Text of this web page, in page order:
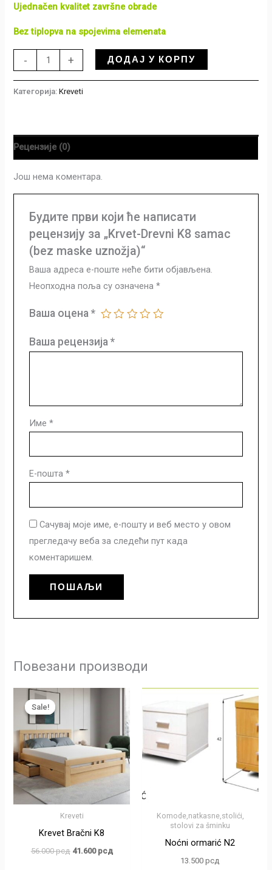
Ujednačen kvalitet završne obrade
Bez tiplopva na spojevima elemenata
- + ДОДАЈ У КОРПУ
Категорија:Kreveti
Рецензије (0)
Још нема коментара.
Будите први који ће написати
рецензију за „Krvet-Drevni K8 samac
(bez maske uznožja)“
Ваша адреса е-поште неће бити објављена.
Неопходна поља су означена *
Ваша оцена *
Ваша рецензија *
Име *
Е-пошта *
Сачувај моје име, е-пошту и веб место у овом
прегледачу веба за следећи пут када
коментаришем.
Повезани производи
Sale!
Sale!
Kreveti
Krevet Bračni K8
56.000рсд
56.000 рсд.
41.600 рсд
41.600 рсд.
Komode,natkasne,stolići,
stolovi za šminku
Noćni ormarić N2
13.500рсд